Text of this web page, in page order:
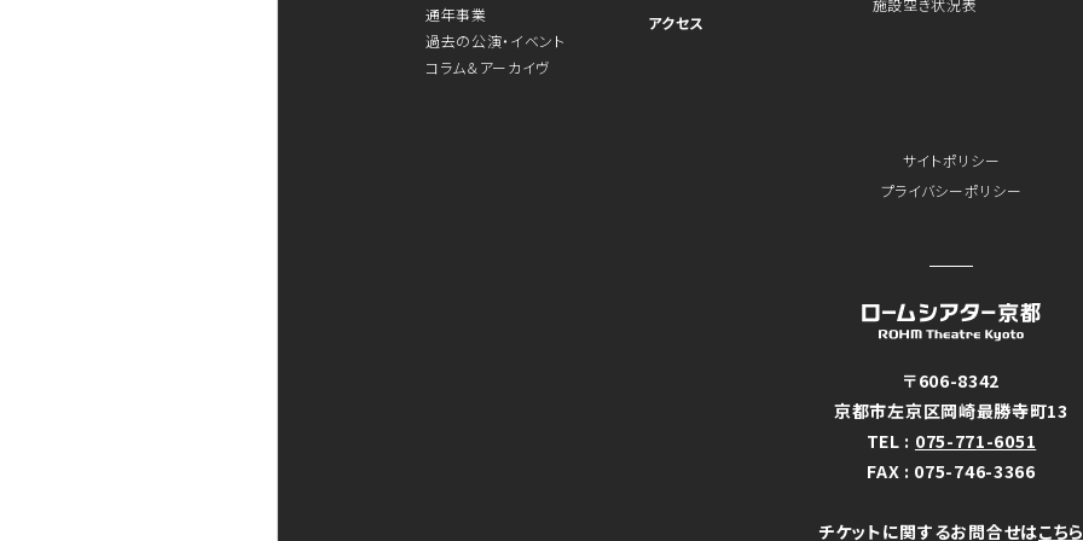
通年事業
過去の公演・イベント
コラム＆アーカイヴ
アクセス
施設空き状況表
サイトポリシー
プライバシーポリシー
〒606-8342
京都市左京区岡崎最勝寺町13
TEL : 075-771-6051
FAX : 075-746-3366
チケットに関するお問合せはこち